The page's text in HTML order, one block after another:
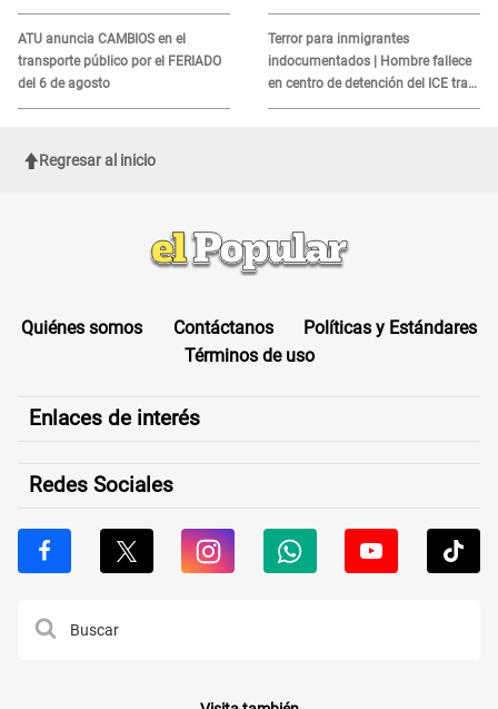
ATU anuncia CAMBIOS en el
transporte público por el FERIADO
del 6 de agosto
MORTAL para consumidores: ¿Cuál
es?
Terror para inmigrantes
indocumentados | Hombre fallece
en centro de detención del ICE tras
sufrir una "emergencia médica"
Regresar al inicio
Quiénes somos Contáctanos
Políticas y Estándares
Términos de uso
Enlaces de interés
Redes Sociales